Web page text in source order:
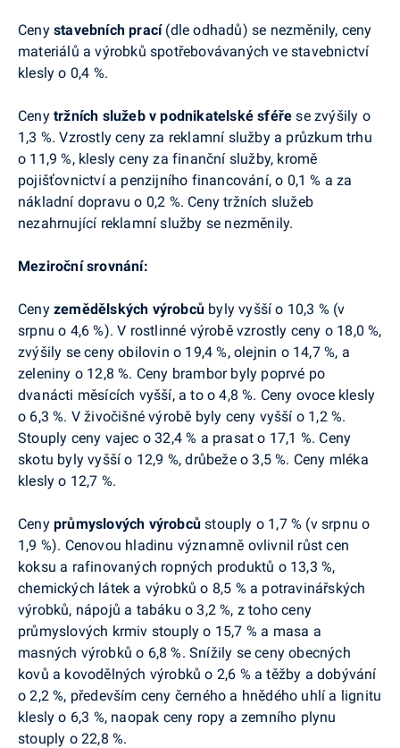
Ceny stavebních prací (dle odhadů) se nezměnily, ceny
materiálů a výrobků spotřebovávaných ve stavebnictví
klesly o 0,4 %.
Ceny tržních služeb v podnikatelské sféřese zvýšily o
1,3 %. Vzrostly ceny za reklamní služby a průzkum trhu
o 11,9 %, klesly ceny za finanční služby, kromě
pojišťovnictví a penzijního financování, o 0,1 % a za
nákladní dopravu o 0,2 %. Ceny tržních služeb
nezahrnující reklamní služby se nezměnily.
Meziroční srovnání:
Ceny zemědělských výrobců byly vyšší o 10,3 % (v
srpnu o 4,6 %). V rostlinné výrobě vzrostly ceny o 18,0 %,
zvýšily se ceny obilovin o 19,4 %, olejnin o 14,7 %, a
zeleniny o 12,8 %. Ceny brambor byly poprvé po
dvanácti měsících vyšší, a to o 4,8 %. Ceny ovoce klesly
o 6,3 %. V živočišné výrobě byly ceny vyšší o 1,2 %.
Stouply ceny vajec o 32,4 % a prasat o 17,1 %. Ceny
skotu byly vyšší o 12,9 %, drůbeže o 3,5 %. Ceny mléka
klesly o 12,7 %.
Ceny průmyslových výrobců stouply o 1,7 % (v srpnu o
1,9 %). Cenovou hladinu významně ovlivnil růst cen
koksu a rafinovaných ropných produktů o 13,3 %,
chemických látek a výrobků o 8,5 % a potravinářských
výrobků, nápojů a tabáku o 3,2 %, z toho ceny
průmyslových krmiv stouply o 15,7 % a masa a
masných výrobků o 6,8 %. Snížily se ceny obecných
kovů a kovodělných výrobků o 2,6 % a těžby a dobývání
o 2,2 %, především ceny černého a hnědého uhlí a lignitu
klesly o 6,3 %, naopak ceny ropy a zemního plynu
stouply o 22,8 %.